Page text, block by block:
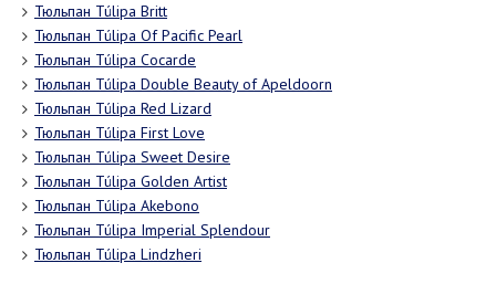
Тюльпан Túlipa Britt
Тюльпан Túlipa Of Pacific Pearl
Тюльпан Túlipa Cocarde
Тюльпан Túlipa Double Beauty of Apeldoorn
Тюльпан Túlipa Red Lizard
Тюльпан Túlipa First Love
Тюльпан Túlipa Sweet Desire
Тюльпан Túlipa Golden Artist
Тюльпан Túlipa Akebono
Тюльпан Túlipa Imperial Splendour
Тюльпан Túlipa Lindzheri